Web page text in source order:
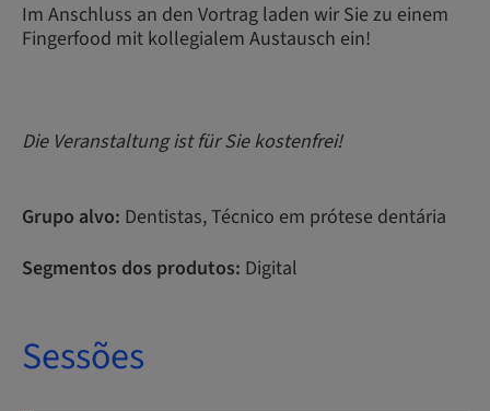
Im Anschluss an den Vortrag laden wir Sie zu einem
Fingerfood mit kollegialem Austausch ein!
Die Veranstaltung ist für Sie kostenfrei!
Grupo alvo: Dentistas, Técnico em prótese dentária
Segmentos dos produtos: Digital
Sessões